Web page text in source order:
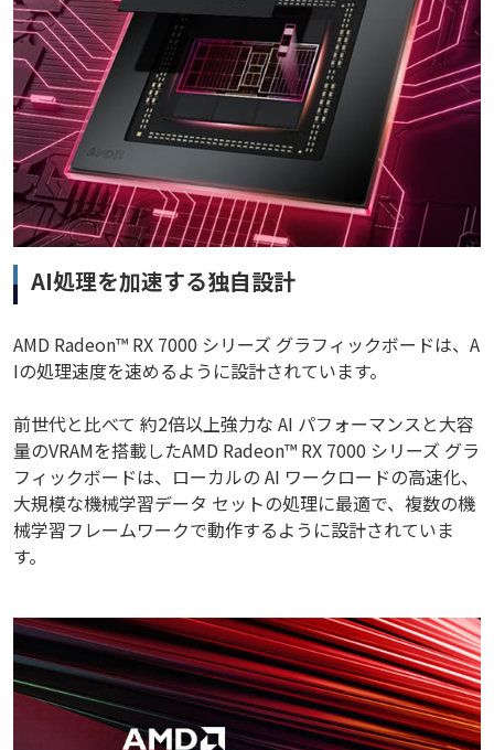
AI処理を加速する独自設計
AMD Radeon™ RX 7000 シリーズ グラフィックボードは、A
Iの処理速度を速めるように設計されています。
前世代と比べて 約2倍以上強力な AI パフォーマンスと大容
量のVRAMを搭載したAMD Radeon™ RX 7000 シリーズ グラ
フィックボードは、ローカルの AI ワークロードの高速化、
大規模な機械学習データ セットの処理に最適で、複数の機
械学習フレームワークで動作するように設計されていま
す。